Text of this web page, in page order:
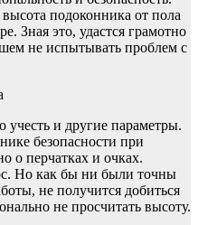
подоконника от пола
Зная это, удастся грамотно
не испытывать проблем с
и другие параметры.
безопасности при
о перчатках и очках.
Но как бы ни были точны
не получится добиться
не просчитать высоту.